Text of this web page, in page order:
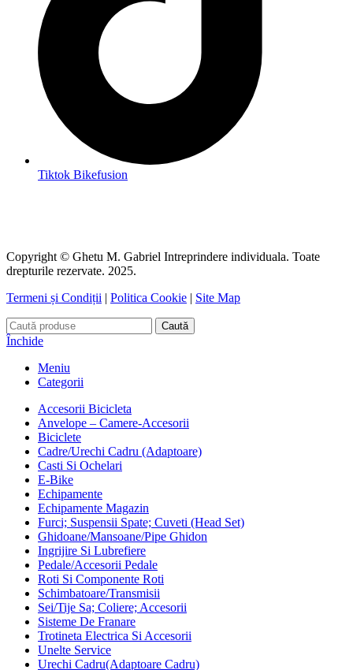
Tiktok Bikefusion
Copyright © Ghetu M. Gabriel Intreprindere individuala. Toate
drepturile rezervate. 2025.
Termeni și Condiții | Politica Cookie | Site Map
Caută
Închide
Meniu
Categorii
Accesorii Bicicleta
Anvelope – Camere-Accesorii
Biciclete
Cadre/Urechi Cadru (Adaptoare)
Casti Si Ochelari
E-Bike
Echipamente
Echipamente Magazin
Furci; Suspensii Spate; Cuveti (Head Set)
Ghidoane/Mansoane/Pipe Ghidon
Ingrijire Si Lubrefiere
Pedale/Accesorii Pedale
Roti Si Componente Roti
Schimbatoare/Transmisii
Sei/Tije Sa; Coliere; Accesorii
Sisteme De Franare
Trotineta Electrica Si Accesorii
Unelte Service
Urechi Cadru(Adaptoare Cadru)